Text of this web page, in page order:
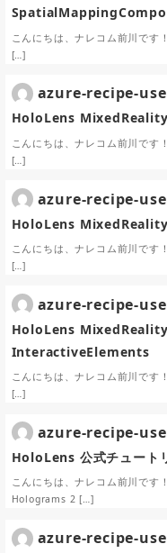
こんにちは、ナレコム前川で
[…]
HoloLens
こんにちは、ナレコム前川で
[…]
azure-recipe-
HoloLens
こんにちは、ナレコム前川で
[…]
azure-recipe-
HoloLens
InteractiveElements
こんにちは、ナレコム前川で
[…]
azure-recipe-
HoloLens 公式チュー
こんにちは、ナレコム前川で
Holograms 2 […]
azure-recipe-
azure-recipe-